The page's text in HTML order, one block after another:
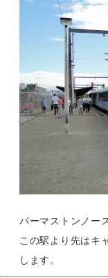
パーマストンノー
この駅より先はキ
します。